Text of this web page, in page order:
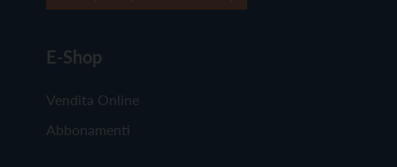
E-Shop
Vendita Online
Abbonamenti